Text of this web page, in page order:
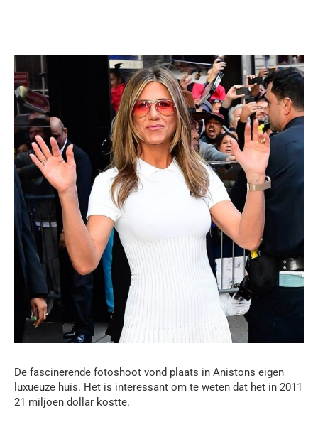
De fascinerende fotoshoot vond plaats in Anistons eigen
luxueuze huis. Het is interessant om te weten dat het in 2011
21 miljoen dollar kostte.